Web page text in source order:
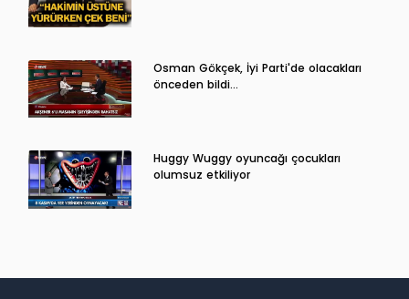
Osman Gökçek, İyi Parti'de olacakları
önceden bildi...
Huggy Wuggy oyuncağı çocukları
olumsuz etkiliyor